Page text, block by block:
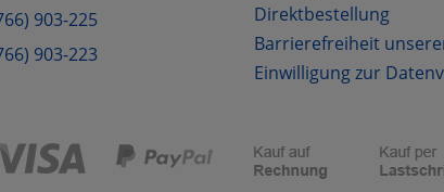
903-225
903-223
Direktbestellung
Barrierefreiheit
Einwilligung zur